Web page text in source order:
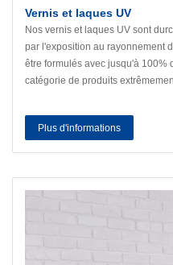
Vernis et laques UV
Nos vernis et laques UV sont
par l'exposition au rayonnement
être formulés avec jusqu'à 100%
catégorie de produits
Plus d'informations